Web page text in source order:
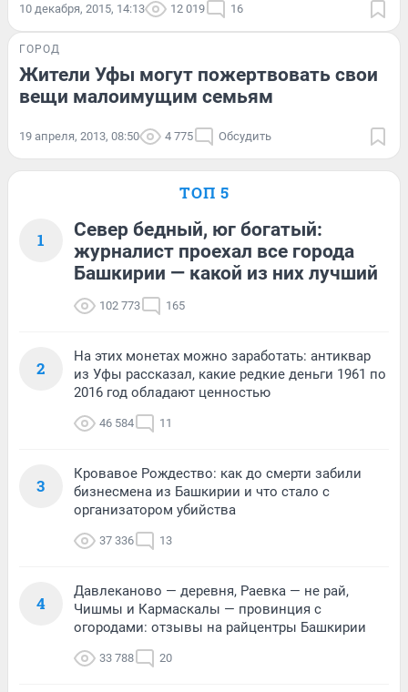
10 декабря, 2015, 14:13 12 019 16
ГОРОД
Жители Уфы могут пожертвовать свои
вещи малоимущим семьям
19 апреля, 2013, 08:50 4 775 Обсудить
ТОП 5
1
Север бедный, юг богатый:
журналист проехал все города
Башкирии — какой из них лучший
102 773 165
2
На этих монетах можно заработать: антиквар
из Уфы рассказал, какие редкие деньги 1961 по
2016 год обладают ценностью
46 584 11
3
Кровавое Рождество: как до смерти забили
бизнесмена из Башкирии и что стало с
организатором убийства
37 336 13
4
Давлеканово — деревня, Раевка — не рай,
Чишмы и Кармаскалы — провинция с
огородами: отзывы на райцентры Башкирии
33 788 20